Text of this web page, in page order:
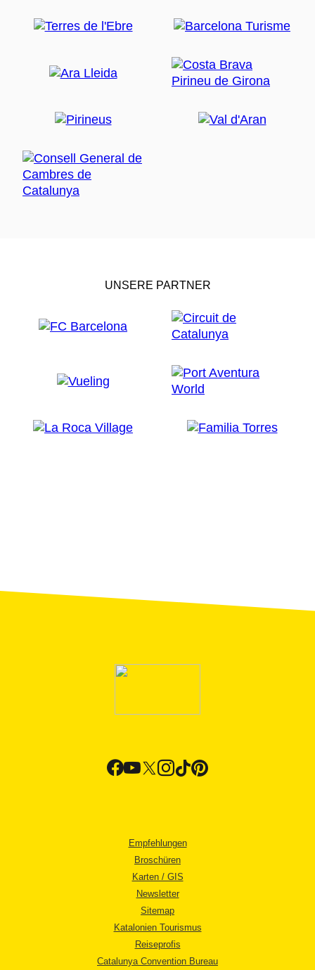
UNSERE PARTNER
Empfehlungen
Broschüren
Karten / GIS
Newsletter
Sitemap
Katalonien Tourismus
Reiseprofis
Catalunya Convention Bureau